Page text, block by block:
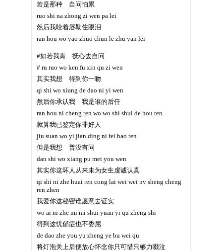
若是那种 自问怕累
ruo shi na zhong zi wen pa lei
然后我咬着唇勒住眼泪
ran hou wo yao zhuo chun le zhu yan lei
#如若我肯 抚心去自问
# ru ruo wo ken fu xin qu zi wen
其实我想 得到你一吻
qi shi wo xiang de dao ni yi wen
然后你承认我 我是谁的后任
ran hou ni cheng ren wo wo shi shui de hou ren
就算我已鉴定你非好人
jiu suan wo yi jian ding ni fei hao ren
但是我想 普没有问
dan shi wo xiang pu mei you wen
其实你这坏人从来未为女生虔诚认真
qi shi ni zhe huai ren cong lai wei wei nv sheng cheng
ren zhen
我爱你这秘密谁愿意去证实
wo ai ni zhe mi mi shui yuan yi qu zheng shi
得到这忧郁症也不委屈
de dao zhe you yu zheng ye bu wei qu
将灯泡关上后便放心怀念你只可惜只够力啜泣